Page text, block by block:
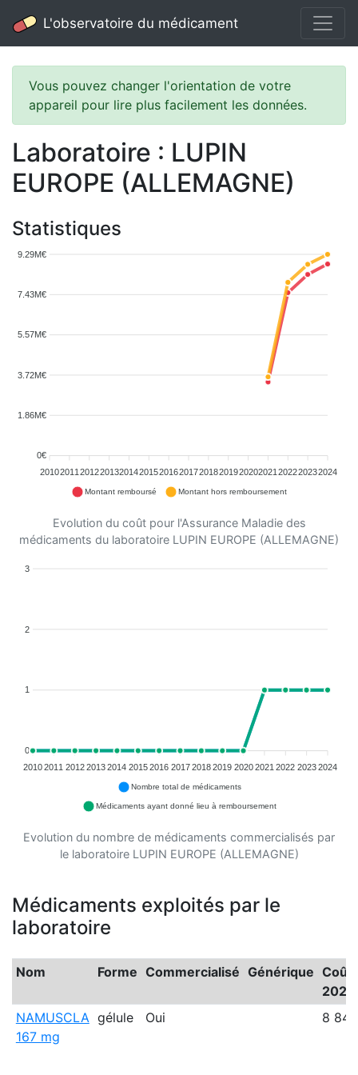
L'observatoire du médicament
Vous pouvez changer l'orientation de votre
appareil pour lire plus facilement les données.
Laboratoire : LUPIN
EUROPE (ALLEMAGNE)
Statistiques
9.29M€
7.43M€
5.57M€
3.72M€
1.86M€
0€
20102011 2012201320142015201620172018201920202021 202220232024
Montant remboursé Montant hors remboursement
Evolution du coût pour l'Assurance Maladie des
médicaments du laboratoire LUPIN EUROPE (ALLEMAGNE)
3
2
1
0
20102011 20122013 2014 20152016 2017 20182019 2020 2021 2022 20232024
Nombre total de médicaments
Médicaments ayant donné lieu à remboursement
Evolution du nombre de médicaments commercialisés par
le laboratoire LUPIN EUROPE (ALLEMAGNE)
Médicaments exploités par le
laboratoire
Nom Forme Commercialisé Générique Coût
2024
NAMUSCLA
167 mg
gélule Oui 8